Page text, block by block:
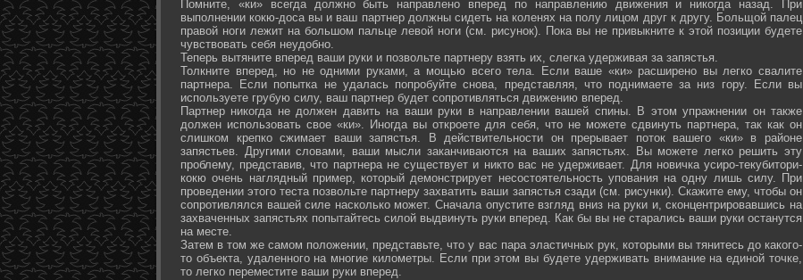
Помните, «ки» всегда должно быть направлено вперед по направлению движения и никогда назад. При
выполнении кокю-доса вы и ваш партнер должны сидеть на коленях на полу лицом друг к другу. Больщой палец
правой ноги лежит на большом пальце левой ноги (см. рисунок). Пока вы не привыкните к этой позиции будете
чувствовать себя неудобно.
Теперь вытяните вперед ваши руки и позвольте партнеру взять их, слегка удерживая за запястья.
Толкните вперед, но не одними руками, а мощью всего тела. Если ваше «ки» расширено вы легко свалите
партнера. Если попытка не удалась попробуйте снова, представляя, что поднимаете за низ гору. Если вы
используете грубую силу, ваш партнер будет сопротивляться движению вперед.
Партнер никогда не должен давить на ваши руки в направлении вашей спины. В этом упражнении он также
должен использовать свое «ки». Иногда вы откроете для себя, что не можете сдвинуть партнера, так как он
слишком крепко сжимает ваши запястья. В действительности он прерывает поток вашего «ки» в районе
запястьев. Другими словами, ваши мысли заканчиваются на ваших запястьях. Вы можете легко решить эту
проблему, представив, что партнера не существует и никто вас не удерживает. Для новичка усиро-текубитори-
кокю очень наглядный пример, который демонстрирует несостоятельность упования на одну лишь силу. При
проведении этого теста позвольте партнеру захватить ваши запястья сзади (см. рисунки). Скажите ему, чтобы он
сопротивлялся вашей силе насколько может. Сначала опустите взгляд вниз на руки и, сконцентрировавшись на
захваченных запястьях попытайтесь силой выдвинуть руки вперед. Как бы вы не старались ваши руки останутся
на месте.
Затем в том же самом положении, представьте, что у вас пара эластичных рук, которыми вы тянитесь до какого-
то объекта, удаленного на многие километры. Если при этом вы будете удерживать внимание на единой точке,
то легко переместите ваши руки вперед.